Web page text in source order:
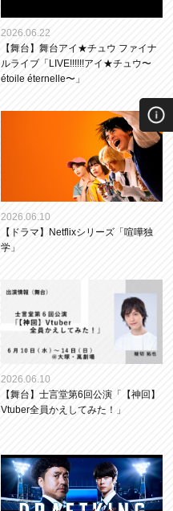
2026.06.22
【舞台】舞台アイ★チュウ ファイナ
ルライブ「LIVE!!!!!!アイ★チュウ〜
étoile éternelle〜」
2026.06.10
【ドラマ】Netflixシリーズ「喧嘩独
学」
2026.06.10
【舞台】士言堂第6回公演「【神回】
Vtuber全員かえしてみた！」